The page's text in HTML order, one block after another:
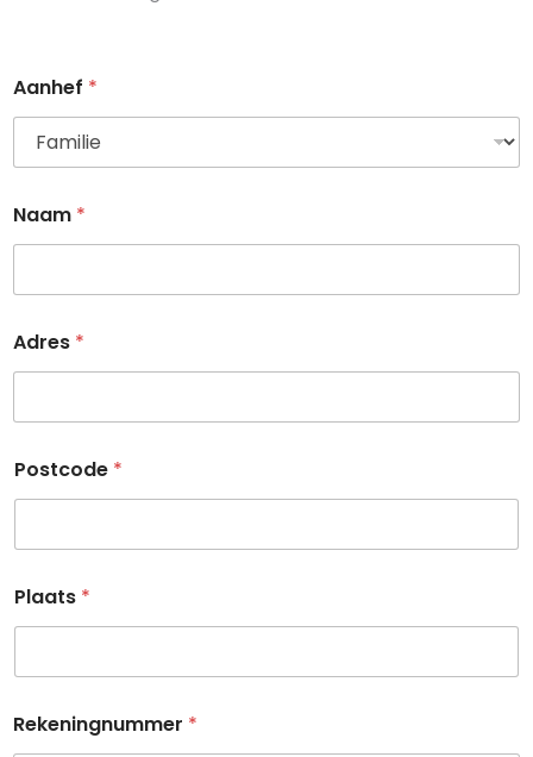
Aanhef *
Naam *
Adres *
Postcode *
Plaats *
Rekeningnummer *